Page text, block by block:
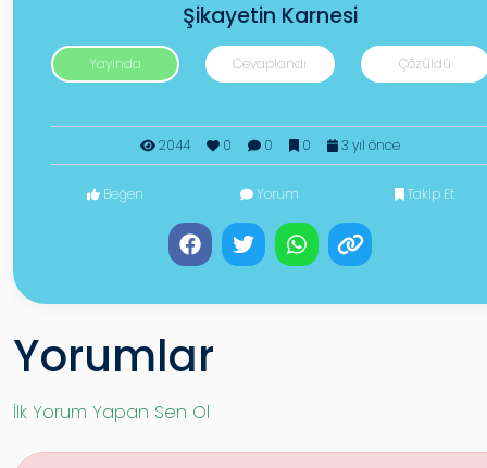
Şikayetin Karnesi
Yayında Cevaplandı Çözüldü
2044 0 0 0 3 yıl önce
Beğen Yorum Takip Et
Yorumlar
İlk Yorum Yapan Sen Ol